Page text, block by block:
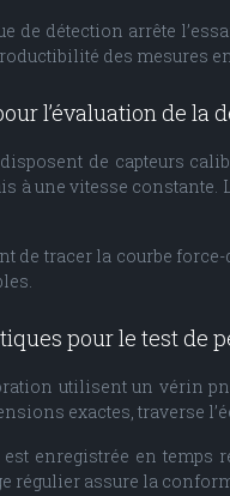
de détection arrête
des mesures
l’évaluation de la
de capteurs
à une vitesse
de tracer la courbe
pour le test de
utilisent un vérin
exactes, traverse
enregistrée en temps
régulier assure la